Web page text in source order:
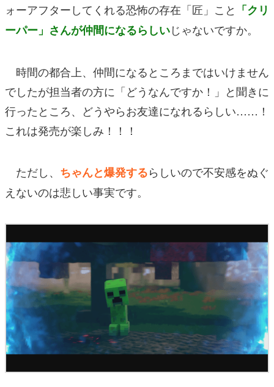
ォーアフターしてくれる恐怖の存在「匠」こと 「クリ
ーパー」さんが仲間になるらしいじゃないですか。
時間の都合上、仲間になるところまではいけません
でしたが担当者の方に「どうなんですか！」と聞きに
行ったところ、どうやらお友達になれるらしい……！
これは発売が楽しみ！！！
ただし、 ちゃんと爆発するらしいので不安感をぬぐ
えないのは悲しい事実です。